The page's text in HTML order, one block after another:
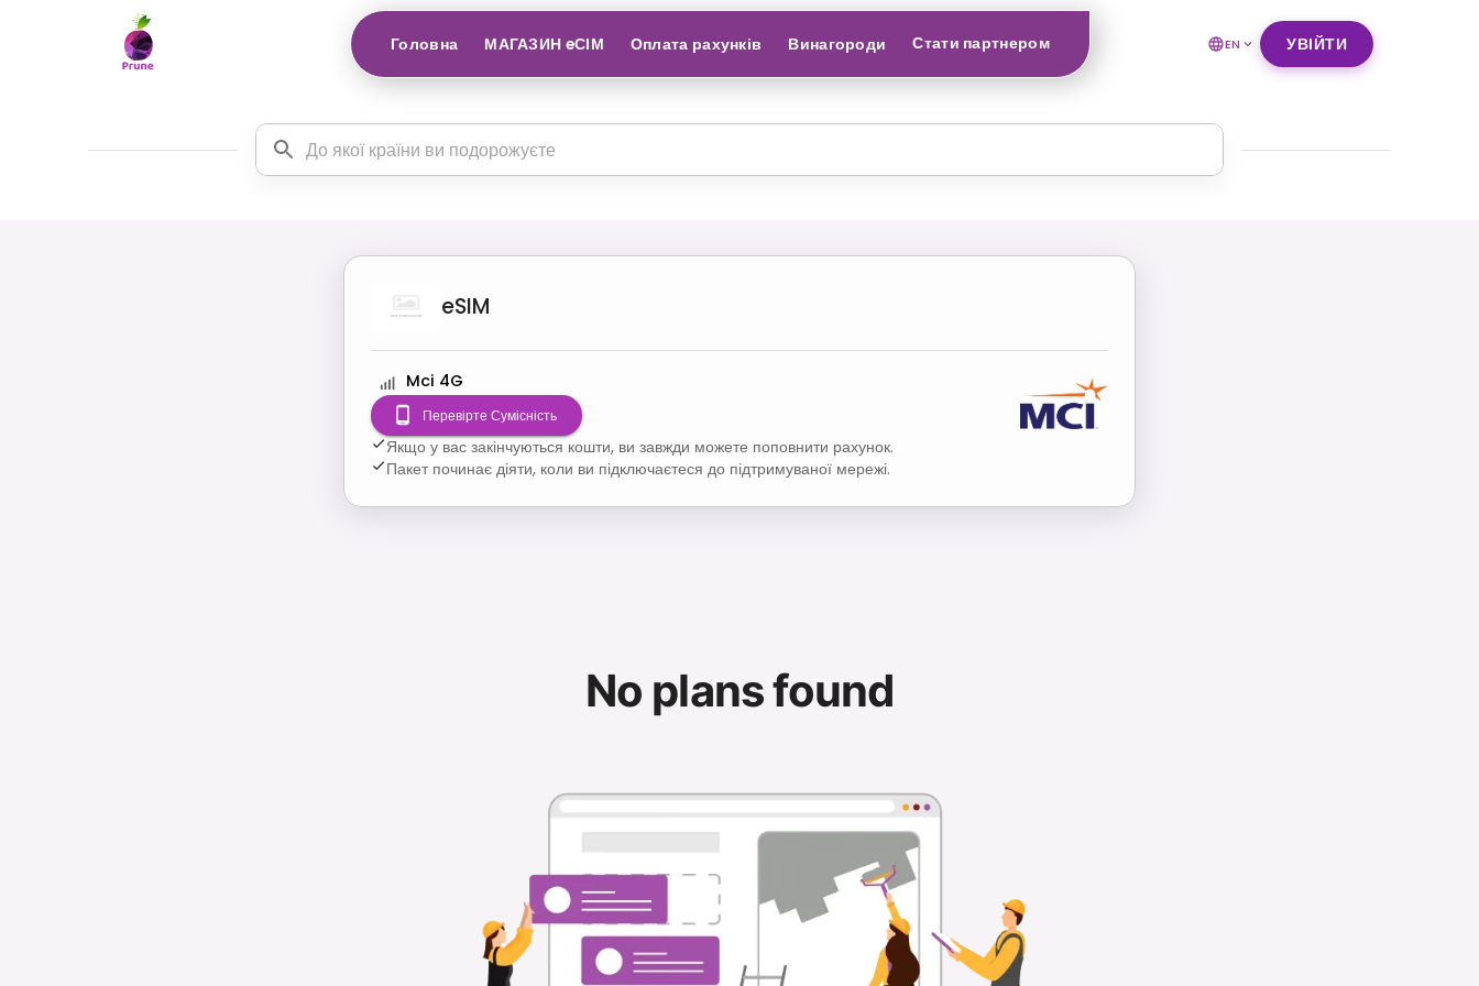
Головна МАГАЗИН eСІМ Оплата рахунків Винагороди Стати партнером EN УВІЙТИ
eSIM
Mci 4G
Перевірте Сумісність
Якщо у вас закінчуються кошти, ви завжди можете поповнити рахунок.
Пакет починає діяти, коли ви підключаєтеся до підтримуваної мережі.
No plans found